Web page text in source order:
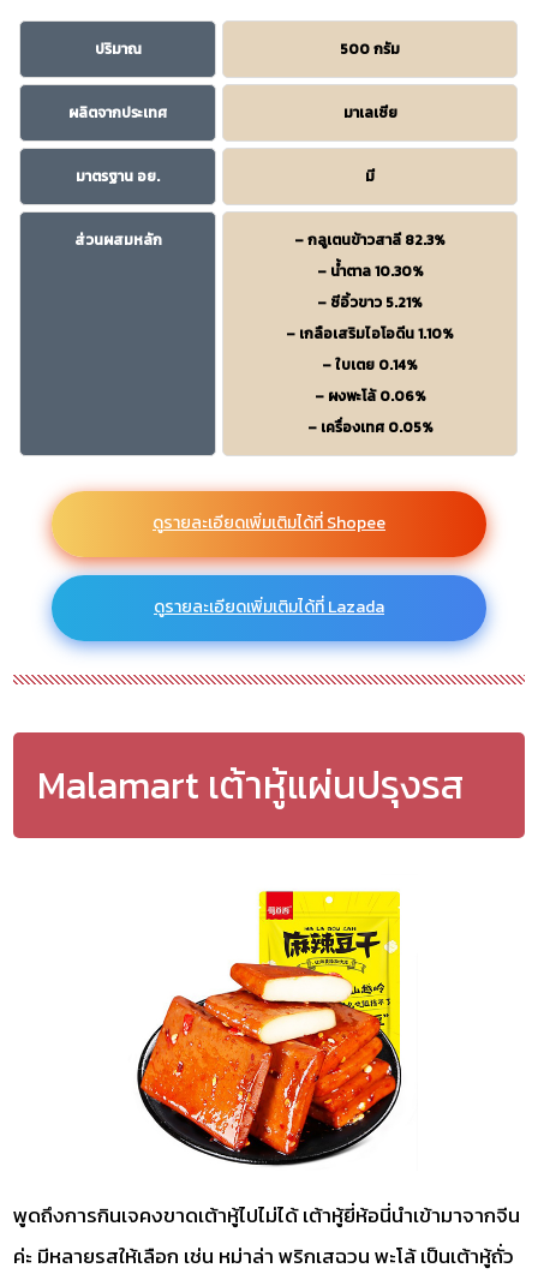
ปริมาณ 500 กรัม
ผลิตจากประเทศ มาเลเซีย
มาตรฐาน อย. มี
ส่วนผสมหลัก
– กลูเตนข้าวสาลี 82.3%
– น้ำตาล 10.30%
– ซีอิ้วขาว 5.21%
– เกลือเสริมไอโอดีน 1.10%
– ใบเตย 0.14%
– ผงพะโล้ 0.06%
– เครื่องเทศ 0.05%
ดูรายละเอียดเพิ่มเติมได้ที่ Shopee
ดูรายละเอียดเพิ่มเติมได้ที่ Lazada
Malamart เต้าหู้แผ่นปรุงรส
พูดถึงการกินเจคงขาดเต้าหู้ไปไม่ได้ เต้าหู้ยี่ห้อนี่นำเข้ามาจากจีน
ค่ะ มีหลายรสให้เลือก เช่น หม่าล่า พริกเสฉวน พะโล้ เป็นเต้าหู้ถั่ว